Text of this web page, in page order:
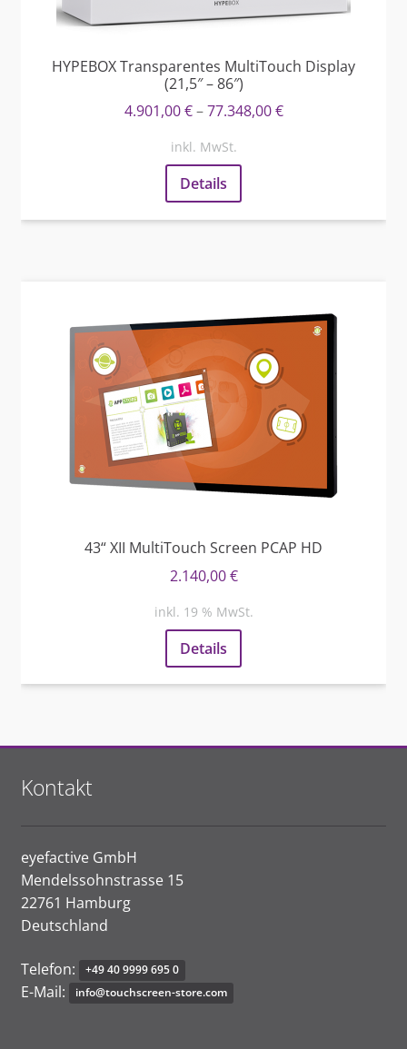
HYPEBOX Transparentes MultiTouch Display
(21,5″ – 86″)
4.901,00€–77.348,00€
inkl. MwSt.
Details
43“ XII MultiTouch Screen PCAP HD
2.140,00€
inkl. 19 % MwSt.
Details
Kontakt
eyefactive GmbH
Mendelssohnstrasse 15
22761 Hamburg
Deutschland
Telefon: +49 409999695 0
E-Mail: info@touchscreen-store.com